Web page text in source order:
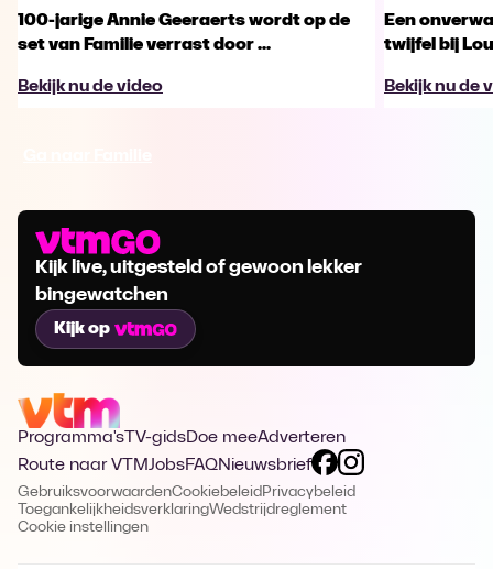
100-jarige Annie Geeraerts wordt op de
set van Familie verrast door ...
Bekijk nu de video
Een
twijfel bij
Bekijk nu de
Kijk live, uitgesteld of gewoon lekker
bingewatchen
Kijk op
Programma's TV-gidsDoe meeAdverteren
Route naar VTMJobsFAQNieuwsbrief
GebruiksvoorwaardenCookiebeleid Privacybeleid
ToegankelijkheidsverklaringWedstrijdreglement
Cookie instellingen